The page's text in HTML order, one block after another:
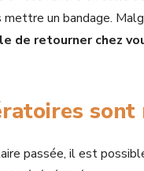
un bandage.
de retourner chez
passée, il est